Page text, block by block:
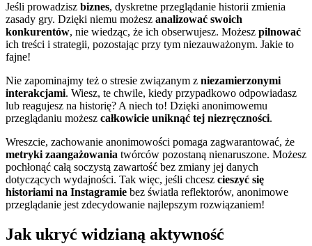
Jeśli prowadzisz biznes, dyskretne przeglądanie historii zmienia
zasady gry. Dzięki niemu możesz analizować swoich
konkurentów, nie wiedząc, że ich obserwujesz. Możesz pilnować
ich treści i strategii, pozostając przy tym niezauważonym. Jakie to
fajne!
Nie zapominajmy też o stresie związanym z niezamierzonymi
interakcjami. Wiesz, te chwile, kiedy przypadkowo odpowiadasz
lub reagujesz na historię? A niech to! Dzięki anonimowemu
przeglądaniu możesz całkowicie uniknąć tej niezręczności.
Wreszcie, zachowanie anonimowości pomaga zagwarantować, że
metryki zaangażowania twórców pozostaną nienaruszone. Możesz
pochłonąć całą soczystą zawartość bez zmiany jej danych
dotyczących wydajności. Tak więc, jeśli chcesz cieszyć się
historiami na Instagramie bez światła reflektorów, anonimowe
przeglądanie jest zdecydowanie najlepszym rozwiązaniem!
Jak ukryć widzianą aktywność